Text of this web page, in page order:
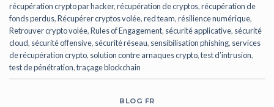
récupération crypto par hacker,récupération de cryptos,récupération de
fonds perdus,Récupérer cryptos volée,red team,résilience numérique,
Retrouver crypto volée,Rules of Engagement, sécurité applicative, sécurité
cloud, sécurité offensive, sécurité réseau, sensibilisation phishing, services
de récupération crypto, solution contre arnaques crypto,test d’intrusion,
test de pénétration,traçage blockchain
BLOG FR